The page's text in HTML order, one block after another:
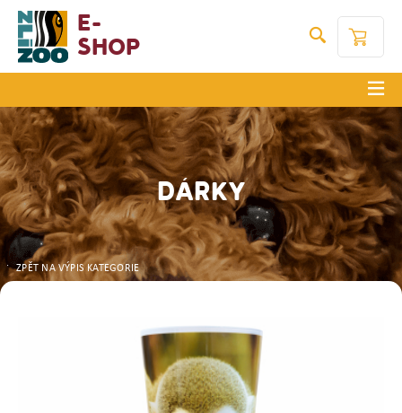
E-
Shop
DÁRKY
ZPĚT NA VÝPIS KATEGORIE